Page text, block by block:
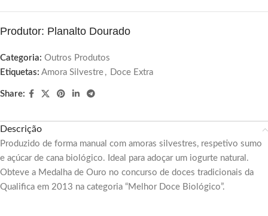
Produtor: Planalto Dourado
Categoria: Outros Produtos
Etiquetas: Amora Silvestre , Doce Extra
Share:
Descrição
Produzido de forma manual com amoras silvestres, respetivo sumo
e açúcar de cana biológico. Ideal para adoçar um iogurte natural.
Obteve a Medalha de Ouro no concurso de doces tradicionais da
Qualifica em 2013 na categoria “Melhor Doce Biológico”.